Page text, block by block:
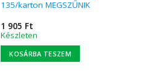
135/karton MEGSZŰNIK
1 905 Ft
Készleten
KOSÁRBA TESZEM